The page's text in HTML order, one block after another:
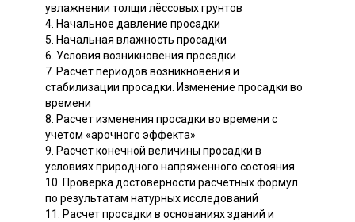
увлажнении толщи лёссовых грунтов
4. Начальное давление просадки
5. Начальная влажность просадки
6. Условия возникновения просадки
7. Расчет периодов возникновения и
стабилизации просадки. Изменение просадки во
времени
8. Расчет изменения просадки во времени с
учетом «арочного эффекта»
9. Расчет конечной величины просадки в
условиях природного напряженного состояния
10. Проверка достоверности расчетных формул
по результатам натурных исследований
11. Расчет просадки в основаниях зданий и